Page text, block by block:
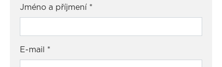
Jméno a příjmení *
E-mail *